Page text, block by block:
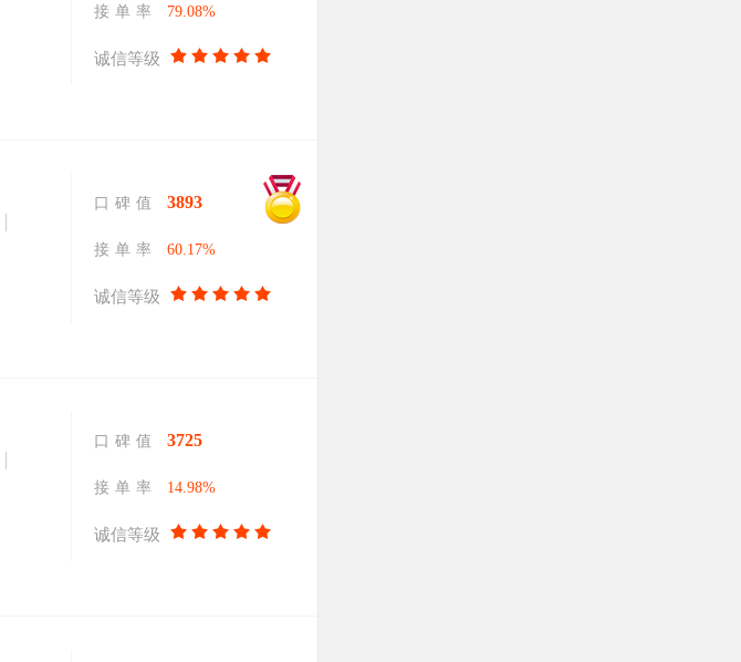
接单率 79.08%
诚信等级
口碑值 3893
接单率 60.17%
诚信等级
口碑值 3725
接单率 14.98%
诚信等级